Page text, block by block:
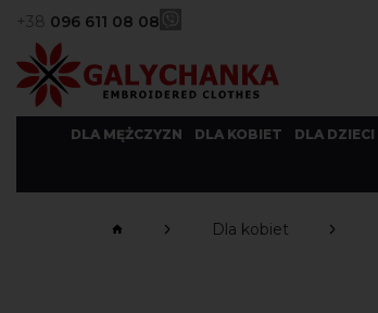
+38 096 611 08 08
DLA MĘŻCZYZN DLA KOBIET DLA DZIECI
Dla kobiet